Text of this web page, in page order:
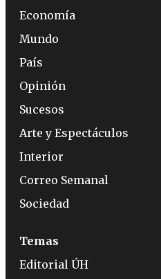
Economía
Mundo
País
Opinión
Sucesos
Arte y Espectáculos
Interior
Correo Semanal
Sociedad
Temas
Editorial ÚH